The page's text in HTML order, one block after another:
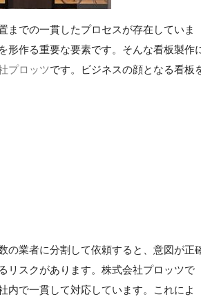
までの一貫したプロセスが存在していま
形作る重要な要素です。そんな看板製作
プロッツです。ビジネスの顔となる看板
の業者に分割して依頼すると、意図が正
リスクがあります。株式会社プロッツで
内で一貫して対応しています。これによ